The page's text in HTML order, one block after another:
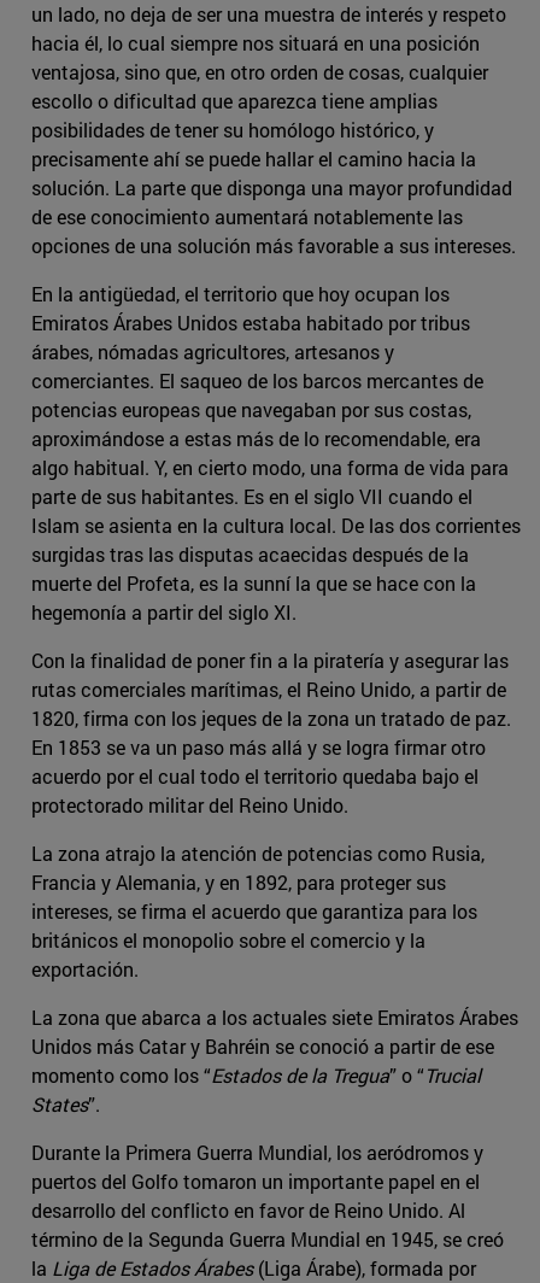
un lado, no deja de ser una muestra de interés y respeto
hacia él, lo cual siempre nos situará en una posición
ventajosa, sino que, en otro orden de cosas, cualquier
escollo o dificultad que aparezca tiene amplias
posibilidades de tener su homólogo histórico, y
precisamente ahí se puede hallar el camino hacia la
solución. La parte que disponga una mayor profundidad
de ese conocimiento aumentará notablemente las
opciones de una solución más favorable a sus intereses.
En la antigüedad, el territorio que hoy ocupan los
Emiratos Árabes Unidos estaba habitado por tribus
árabes, nómadas agricultores, artesanos y
comerciantes. El saqueo de los barcos mercantes de
potencias europeas que navegaban por sus costas,
aproximándose a estas más de lo recomendable, era
algo habitual. Y, en cierto modo, una forma de vida para
parte de sus habitantes. Es en el siglo VII cuando el
Islam se asienta en la cultura local. De las dos corrientes
surgidas tras las disputas acaecidas después de la
muerte del Profeta, es la sunní la que se hace con la
hegemonía a partir del siglo XI.
Con la finalidad de poner fin a la piratería y asegurar las
rutas comerciales marítimas, el Reino Unido, a partir de
1820, firma con los jeques de la zona un tratado de paz.
En 1853 se va un paso más allá y se logra firmar otro
acuerdo por el cual todo el territorio quedaba bajo el
protectorado militar del Reino Unido.
La zona atrajo la atención de potencias como Rusia,
Francia y Alemania, y en 1892, para proteger sus
intereses, se firma el acuerdo que garantiza para los
británicos el monopolio sobre el comercio y la
exportación.
La zona que abarca a los actuales siete Emiratos Árabes
Unidos más Catar y Bahréin se conoció a partir de ese
momento como los “Estados de la Tregua” o “Trucial
States”.
Durante la Primera Guerra Mundial, los aeródromos y
puertos del Golfo tomaron un importante papel en el
desarrollo del conflicto en favor de Reino Unido. Al
término de la Segunda Guerra Mundial en 1945, se creó
la Liga de Estados Árabes(Liga Árabe), formada por